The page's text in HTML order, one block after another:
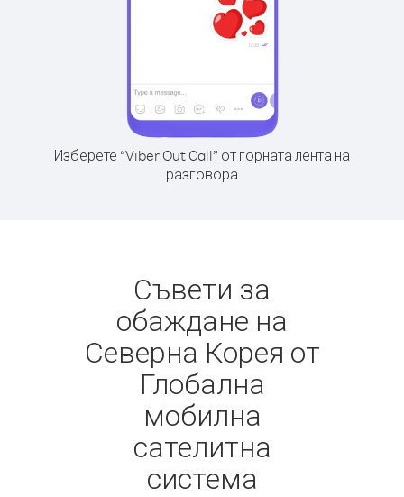
Изберете “Viber Out Call” от горната лента на
разговора
Съвети за
обаждане на
Северна Корея от
Глобална
мобилна
сателитна
система